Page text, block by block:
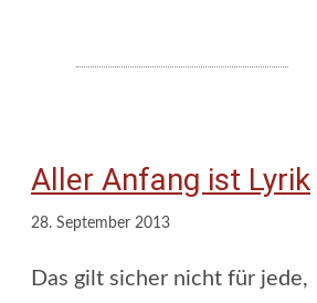
Aller Anfang ist Lyrik
28. September 2013
Das gilt sicher nicht für jede,